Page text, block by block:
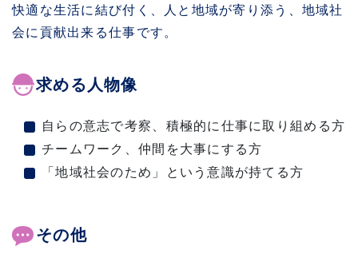
快適な生活に結び付く、人と地域が寄り添う、地域社
会に貢献出来る仕事です。
求める人物像
自らの意志で考察、積極的に仕事に取り組める方
チームワーク、仲間を大事にする方
「地域社会のため」という意識が持てる方
その他